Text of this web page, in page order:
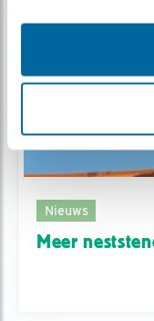
Nieuws
Meer